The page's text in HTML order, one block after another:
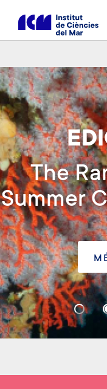
s
l
c
n
t
i
n
g
u
t
The
Summer